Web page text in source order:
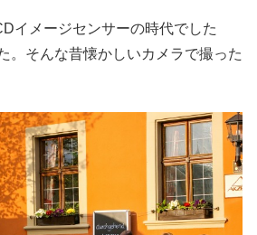
イメージセンサーの時代でした
。そんな昔懐かしいカメラで撮った